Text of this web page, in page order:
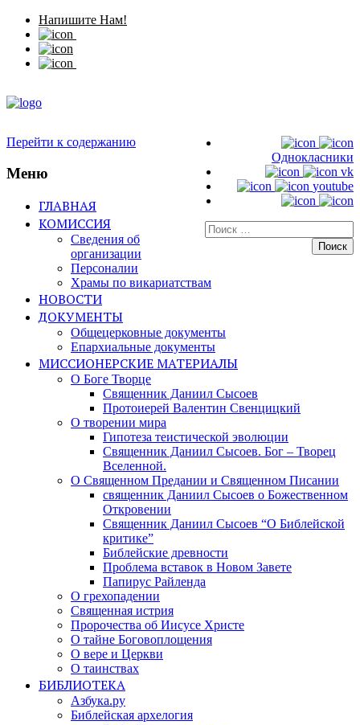
Напишите Нам!
Однокласники
vk
youtube
Искать:
Перейти к содержанию
Меню
ГЛАВНАЯ
КОМИССИЯ
Сведения об
организации
Персоналии
Храмы по викариатствам
НОВОСТИ
ДОКУМЕНТЫ
Общецерковные документы
Епархиальные документы
МИССИОНЕРСКИЕ МАТЕРИАЛЫ
О Боге Творце
Священник Даниил Сысоев
Протоиерей Валентин Свенцицкий
О творении мира
Гипотеза теистической эволюции
Священник Даниил Сысоев. Бог – Творец
Вселенной.
О Священном Предании и Священном Писании
священник Даниил Сысоев о Божественном
Откровении
Священник Даниил Сысоев “О Библейской
критике”
Библейские древности
Проблема вставок в Новом Завете
Папирус Райленда
О грехопадении
Священная истрия
Пророчества об Иисусе Христе
О тайне Боговоплощения
О вере и Церкви
О таинствах
БИБЛИОТЕКА
Азбука.ру
Библейская архелогия